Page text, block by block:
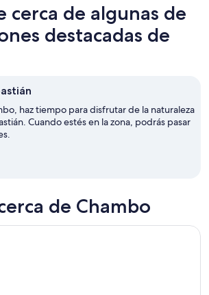
cerca de algunas de
destacadas de
haz tiempo para disfrutar de la naturaleza
Cuando estés en la zona, podrás pasar
de Chambo